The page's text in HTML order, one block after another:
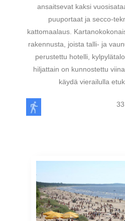
ansaitsevat kaksi
puuportaat ja secco-
kattomaalaus.
rakennusta, joista talli- ja
perustettu hotelli,
hiljattain on kunnostettu
käydä vierailulla